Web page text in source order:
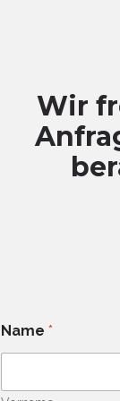
Wir
e
l
Name *